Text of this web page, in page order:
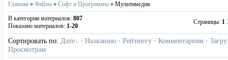
Главная » Файлы » Софт и Программы » Мультимедия
В категории материалов: 807
Показано материалов: 1-20
Страницы: 1
Сортировать по: Дате · Названию · Рейтингу · Комментариям ·
Просмотрам